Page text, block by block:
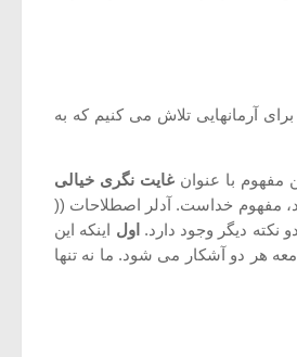
آرمانهایی تلاش می کنیم که به
مفهوم با عنوانغایت نگری خیالی
مفهوم خداست. آدلر اصطلاحات ((
دیگر وجود دارد. اول اینکه این
هر دو آشکار می شود. ما نه تنها